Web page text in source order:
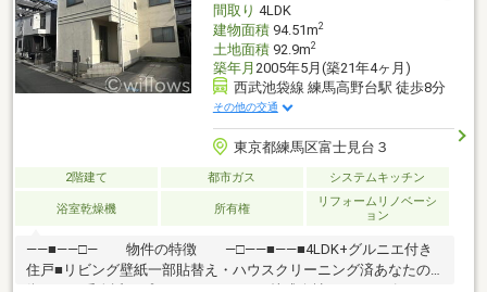
（15分～）
間取り 4LDK
建物面積94.51m2
土地面積92.9m2
築年月 2005年5月(築21年4ヶ月)
西武池袋線 練馬高野台駅 徒歩8分
その他の交通
東京都練馬区富士見台３
2階建て 都市ガス システムキッチン
浴室乾燥機 所有権
リフォームリノベーシ
ョン
――■――□― 物件の特徴 ―□――■――■4LDK+グルニエ付き
住戸■リビング壁紙一部貼替え・ハウスクリーニング済あなたの